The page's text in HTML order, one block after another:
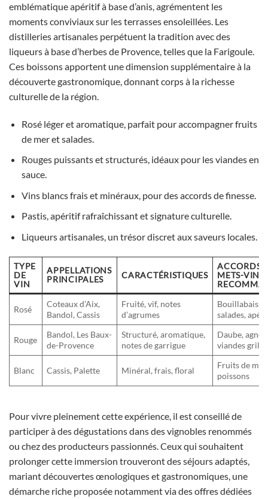
emblématique apéritif à base d’anis, agrémentent les
moments conviviaux sur les terrasses ensoleillées. Les
distilleries artisanales perpétuent la tradition avec des
liqueurs à base d’herbes de Provence, telles que la Farigoule.
Ces boissons apportent une dimension supplémentaire à la
découverte gastronomique, donnant corps à la richesse
culturelle de la région.
Rosé léger et aromatique, parfait pour accompagner fruits
de mer et salades.
Rouges puissants et structurés, idéaux pour les viandes en
sauce.
Vins blancs frais et minéraux, pour des accords de finesse.
Pastis, apéritif rafraîchissant et signature culturelle.
Liqueurs artisanales, un trésor discret aux saveurs locales.
TYPE
DE
VIN
APPELLATIONS
PRINCIPALES
CARACTÉRISTIQUES
ACCORDS
METS-VINS
Rosé
Coteaux d’Aix,
Bandol, Cassis
Fruité, vif, notes
d’agrumes
Bouillabaisse,
salades,
Rouge
Bandol, Les Baux-
de-Provence
Structuré, aromatique,
notes de garrigue
Daube,
viandes
Blanc Cassis, Palette Minéral, frais, floral
Fruits de mer,
poissons
Pour vivre pleinement cette expérience, il est conseillé de
participer à des dégustations dans des vignobles renommés
ou chez des producteurs passionnés. Ceux qui souhaitent
prolonger cette immersion trouveront des séjours adaptés,
mariant découvertes œnologiques et gastronomiques, une
démarche riche proposée notamment via des offres dédiées